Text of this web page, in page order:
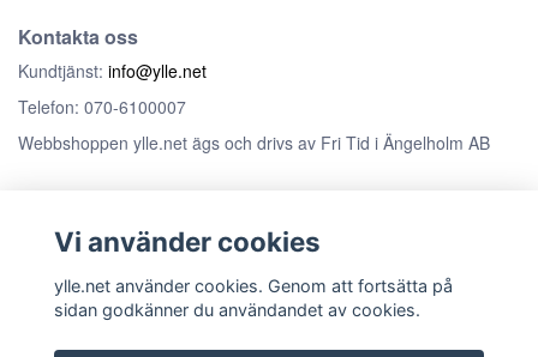
Kontakta oss
Kundtjänst: info@ylle.net
Telefon: 070-6100007
Webbshoppen ylle.net ägs och drivs av Fri Tid i Ängelholm AB
Anmäl dig till vårt nyhetsbrev
Prenumerera
Vi använder cookies
ylle.net använder cookies. Genom att fortsätta på
sidan godkänner du användandet av cookies.